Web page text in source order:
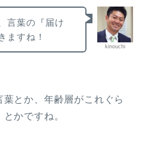
kinouchi
言葉の『届け
ますね！
とか、年齢層がこれぐら
かですね。